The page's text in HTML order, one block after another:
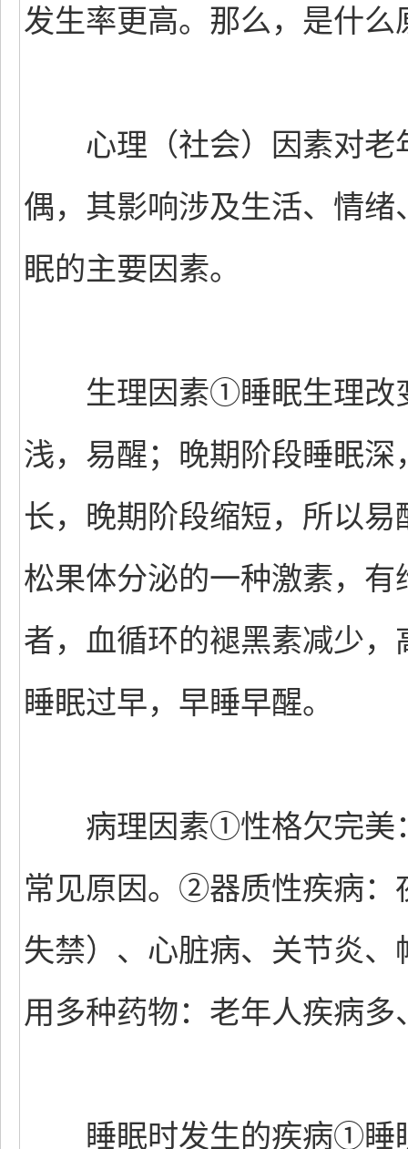
发生率更高。那么，是什
心理（社会）因素对老
偶，其影响涉及生活、情
眠的主要因素。
生理因素①睡眠生理改
浅，易醒；晚期阶段睡眠
长，晚期阶段缩短，所以
松果体分泌的一种激素，
者，血循环的褪黑素减少
睡眠过早，早睡早醒。
病理因素①性格欠完美：
常见原因。②器质性疾病：
失禁）、心脏病、关节炎
用多种药物：老年人疾病
睡眠时发生的疾病①睡眠